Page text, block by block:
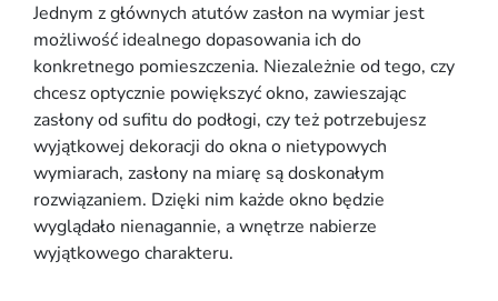
Jednym z głównych atutów zasłon na wymiar jest
możliwość idealnego dopasowania ich do
konkretnego pomieszczenia. Niezależnie od tego, czy
chcesz optycznie powiększyć okno, zawieszając
zasłony od sufitu do podłogi, czy też potrzebujesz
wyjątkowej dekoracji do okna o nietypowych
wymiarach, zasłony na miarę są doskonałym
rozwiązaniem. Dzięki nim każde okno będzie
wyglądało nienagannie, a wnętrze nabierze
wyjątkowego charakteru.